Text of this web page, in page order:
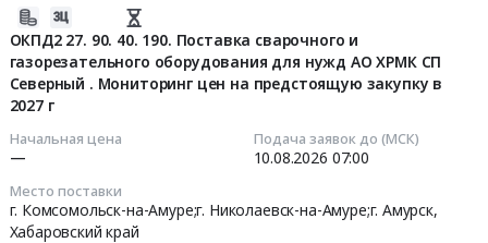
ОКПД2 27. 90. 40. 190. Поставка сварочного и
газорезательного оборудования для нужд АО ХРМК СП
Северный . Мониторинг цен на предстоящую закупку в
2027 г
Начальная цена
—
Подача заявок до (МСК)
10.08.2026 07:00
Место поставки
г. Комсомольск-на-Амуре;г. Николаевск-на-Амуре;г. Амурск,
Хабаровский край